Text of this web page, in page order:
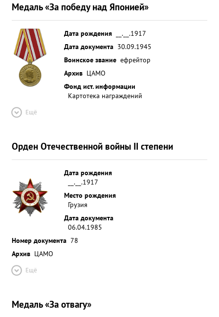
Медаль «За победу над Японией»
Дата рождения
__.__.1917
Дата документа 30.09.1945
Воинское звание ефрейтор
Архив ЦАМО
Фонд ист. информации
Картотека награждений
Ещё
Орден Отечественной войны II степени
Дата рождения
__.__.1917
Место рождения
Грузия
Дата документа
06.04.1985
Номер документа 78
Архив ЦАМО
Ещё
Медаль «За отвагу»